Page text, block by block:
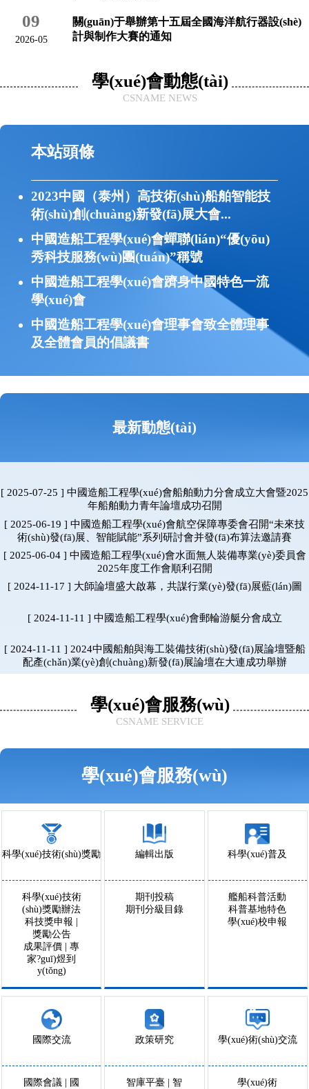
09
2026-05
關(guān)于舉辦第十五屆全國海洋航行器設(shè)
計與制作大賽的通知
學(xué)會動態(tài)
CSNAME NEWS
本站頭條
2023中國（泰州）高技術(shù)船舶智能技
術(shù)創(chuàng)新發(fā)展大會...
中國造船工程學(xué)會蟬聯(lián)“優(yōu)
秀科技服務(wù)團(tuán)”稱號
中國造船工程學(xué)會躋身中國特色一流
學(xué)會
中國造船工程學(xué)會理事會致全體理事
及全體會員的倡議書
最新動態(tài)
[ 2025-07-25 ] 中國造船工程學(xué)會船舶動力分會成立大會暨2025
年船舶動力青年論壇成功召開
[ 2025-06-19 ] 中國造船工程學(xué)會航空保障專委會召開“未來技
術(shù)發(fā)展、智能賦能”系列研討會并發(fā)布算法邀請賽
[ 2025-06-04 ] 中國造船工程學(xué)會水面無人裝備專業(yè)委員會
2025年度工作會順利召開
[ 2024-11-17 ] 大師論壇盛大啟幕，共謀行業(yè)發(fā)展藍(lán)圖
[ 2024-11-11 ] 中國造船工程學(xué)會郵輪游艇分會成立
[ 2024-11-11 ] 2024中國船舶與海工裝備技術(shù)發(fā)展論壇暨船
配產(chǎn)業(yè)創(chuàng)新發(fā)展論壇在大連成功舉辦
學(xué)會服務(wù)
CSNAME SERVICE
學(xué)會服務(wù)
科學(xué)技術(shù)獎勵
科學(xué)技術
(shù)獎勵辦法
科技獎申報
獎勵公告
成果評價 |專
家?guī)煜到
y(tǒng)
編輯出版
期刊投稿
期刊分級目錄
科學(xué)普及
艦船科普活動
科普基地特色
學(xué)校申報
國際交流
國際會議 國
政策研究
智庫平臺 |智
學(xué)術(shù)交流
學(xué)術